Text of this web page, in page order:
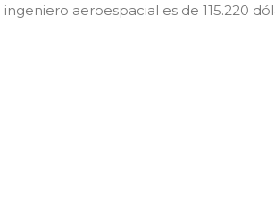
aeroespacial es de 115.220